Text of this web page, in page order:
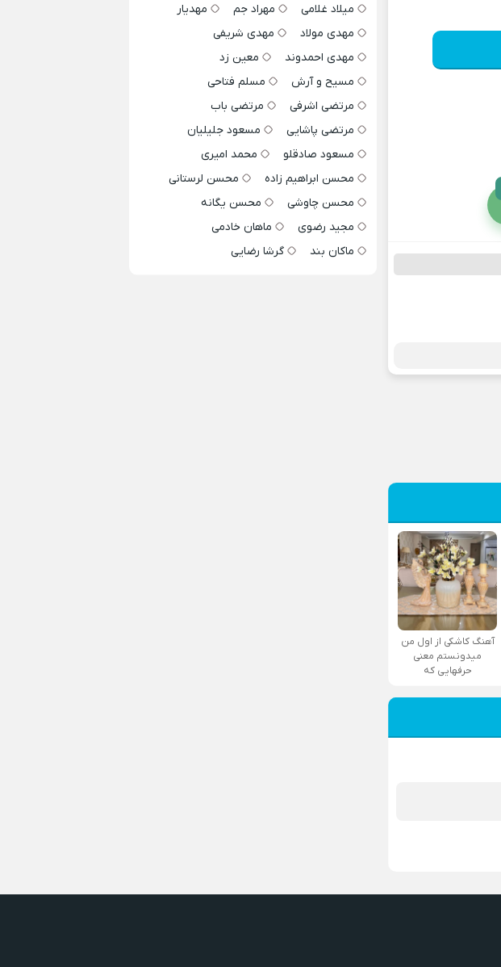
آهنگ کاشکی از اول من
میدونستم معنی
حرفهایی که
میلاد غلامی
مهراد جم
مهدیار
مهدی مولاد
مهدی شریفی
مهدی احمدوند
معین زد
مسیح و آرش
مسلم فتاحی
مرتضی اشرفی
مرتضی باب
مرتضی پاشایی
مسعود جلیلیان
مسعود صادقلو
محمد امیری
محسن ابراهیم زاده
محسن لرستانی
محسن چاوشی
محسن یگانه
مجید رضوی
ماهان خادمی
ماکان بند
گرشا رضایی